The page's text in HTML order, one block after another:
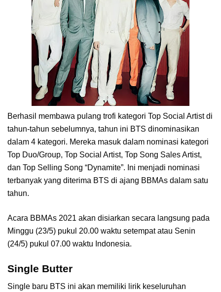
Berhasil membawa pulang trofi kategori Top Social Artist di
tahun-tahun sebelumnya, tahun ini BTS dinominasikan
dalam 4 kategori. Mereka masuk dalam nominasi kategori
Top Duo/Group, Top Social Artist, Top Song Sales Artist,
dan Top Selling Song “Dynamite”. Ini menjadi nominasi
terbanyak yang diterima BTS di ajang BBMAs dalam satu
tahun.
Acara BBMAs 2021 akan disiarkan secara langsung pada
Minggu (23/5) pukul 20.00 waktu setempat atau Senin
(24/5) pukul 07.00 waktu Indonesia.
Single Butter
Single baru BTS ini akan memiliki lirik keseluruhan